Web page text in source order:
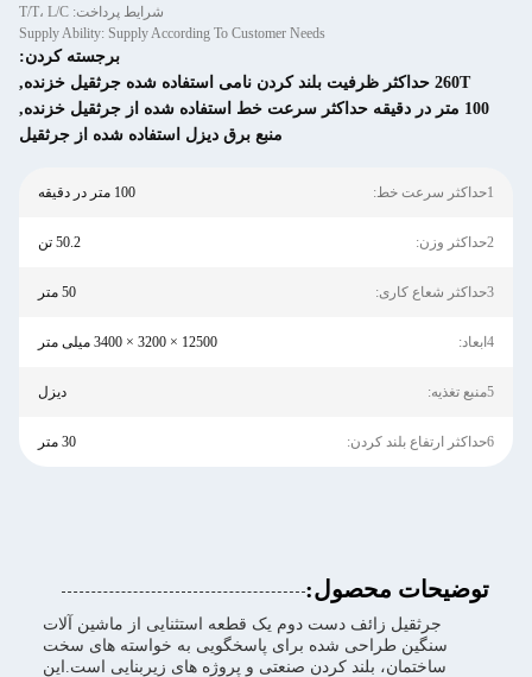
شرایط پرداخت: T/T، L/C
Supply Ability: Supply According To Customer Needs
برجسته کردن:
260T حداکثر ظرفیت بلند کردن نامی استفاده شده جرثقیل خزنده
,
100 متر در دقیقه حداکثر سرعت خط استفاده شده از جرثقیل خزنده
,
منبع برق دیزل استفاده شده از جرثقیل
1حداکثر سرعت خط: 100 متر در دقیقه
2حداکثر وزن: 50.2 تن
3حداکثر شعاع کاری: 50 متر
4ابعاد: 12500 × 3200 × 3400 میلی متر
5منبع تغذیه: دیزل
6حداکثر ارتفاع بلند کردن: 30 متر
توضیحات محصول:
جرثقیل زائف دست دوم یک قطعه استثنایی از ماشین آلات
سنگین طراحی شده برای پاسخگویی به خواسته های سخت
ساختمان، بلند کردن صنعتی و پروژه های زیربنایی است.این